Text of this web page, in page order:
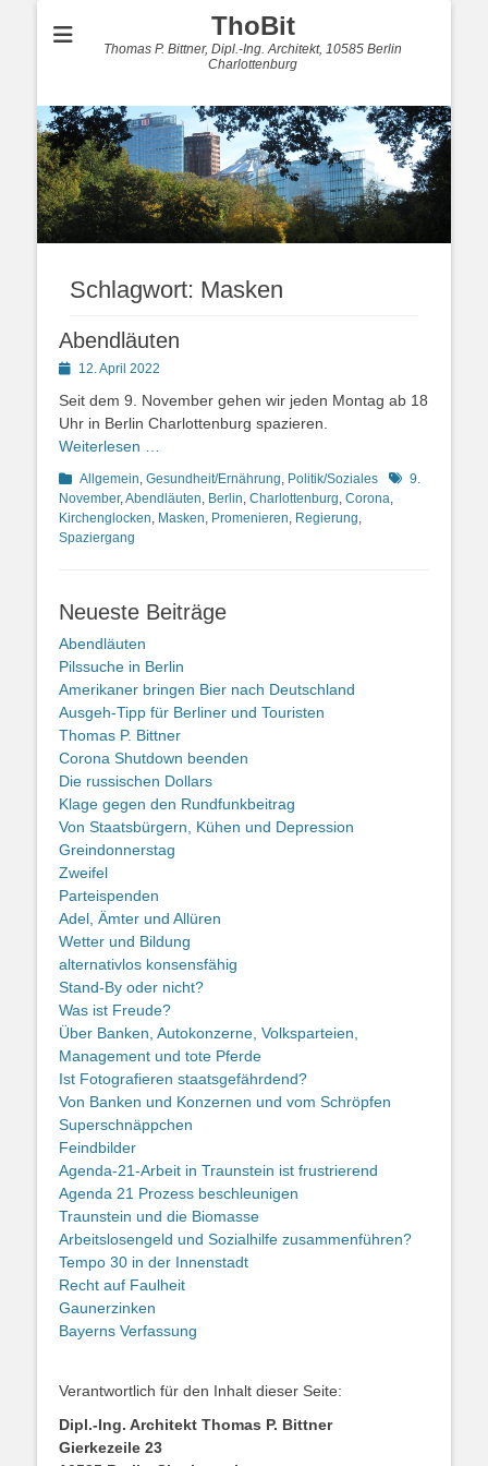
ThoBit
Thomas P. Bittner, Dipl.-Ing. Architekt, 10585 Berlin
Charlottenburg
Schlagwort: Masken
Abendläuten
Posted12. April 2022
Seit dem 9. November gehen wir jeden Montag ab 18
Uhr in Berlin Charlottenburg spazieren.
Weiterlesen …
Kategorien
Allgemein, Gesundheit/Ernährung, Politik/Soziales Schlagworte
9.
November,Abendläuten, Berlin, Charlottenburg, Corona,
Kirchenglocken, Masken, Promenieren, Regierung,
Spaziergang
Neueste Beiträge
Abendläuten
Pilssuche in Berlin
Amerikaner bringen Bier nach Deutschland
Ausgeh-Tipp für Berliner und Touristen
Thomas P. Bittner
Corona Shutdown beenden
Die russischen Dollars
Klage gegen den Rundfunkbeitrag
Von Staatsbürgern, Kühen und Depression
Greindonnerstag
Zweifel
Parteispenden
Adel, Ämter und Allüren
Wetter und Bildung
alternativlos konsensfähig
Stand-By oder nicht?
Was ist Freude?
Über Banken, Autokonzerne, Volksparteien,
Management und tote Pferde
Ist Fotografieren staatsgefährdend?
Von Banken und Konzernen und vom Schröpfen
Superschnäppchen
Feindbilder
Agenda-21-Arbeit in Traunstein ist frustrierend
Agenda 21 Prozess beschleunigen
Traunstein und die Biomasse
Arbeitslosengeld und Sozialhilfe zusammenführen?
Tempo 30 in der Innenstadt
Recht auf Faulheit
Gaunerzinken
Bayerns Verfassung
Verantwortlich für den Inhalt dieser Seite:
Dipl.-Ing. Architekt Thomas P. Bittner
Gierkezeile 23